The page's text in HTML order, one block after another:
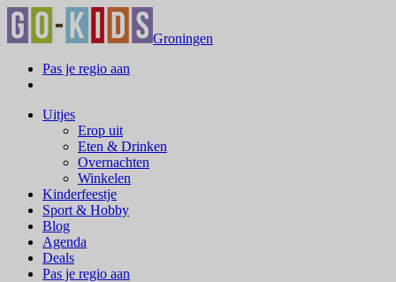
Groningen
Pas je regio aan
Uitjes
Erop uit
Eten & Drinken
Overnachten
Winkelen
Kinderfeestje
Sport & Hobby
Blog
Agenda
Deals
Pas je regio aan